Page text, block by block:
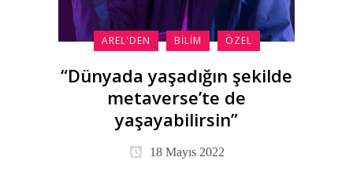
AREL'DEN BILIM ÖZEL
“Dünyada yaşadığın şekilde
metaverse’te de
yaşayabilirsin”
18 Mayıs 2022